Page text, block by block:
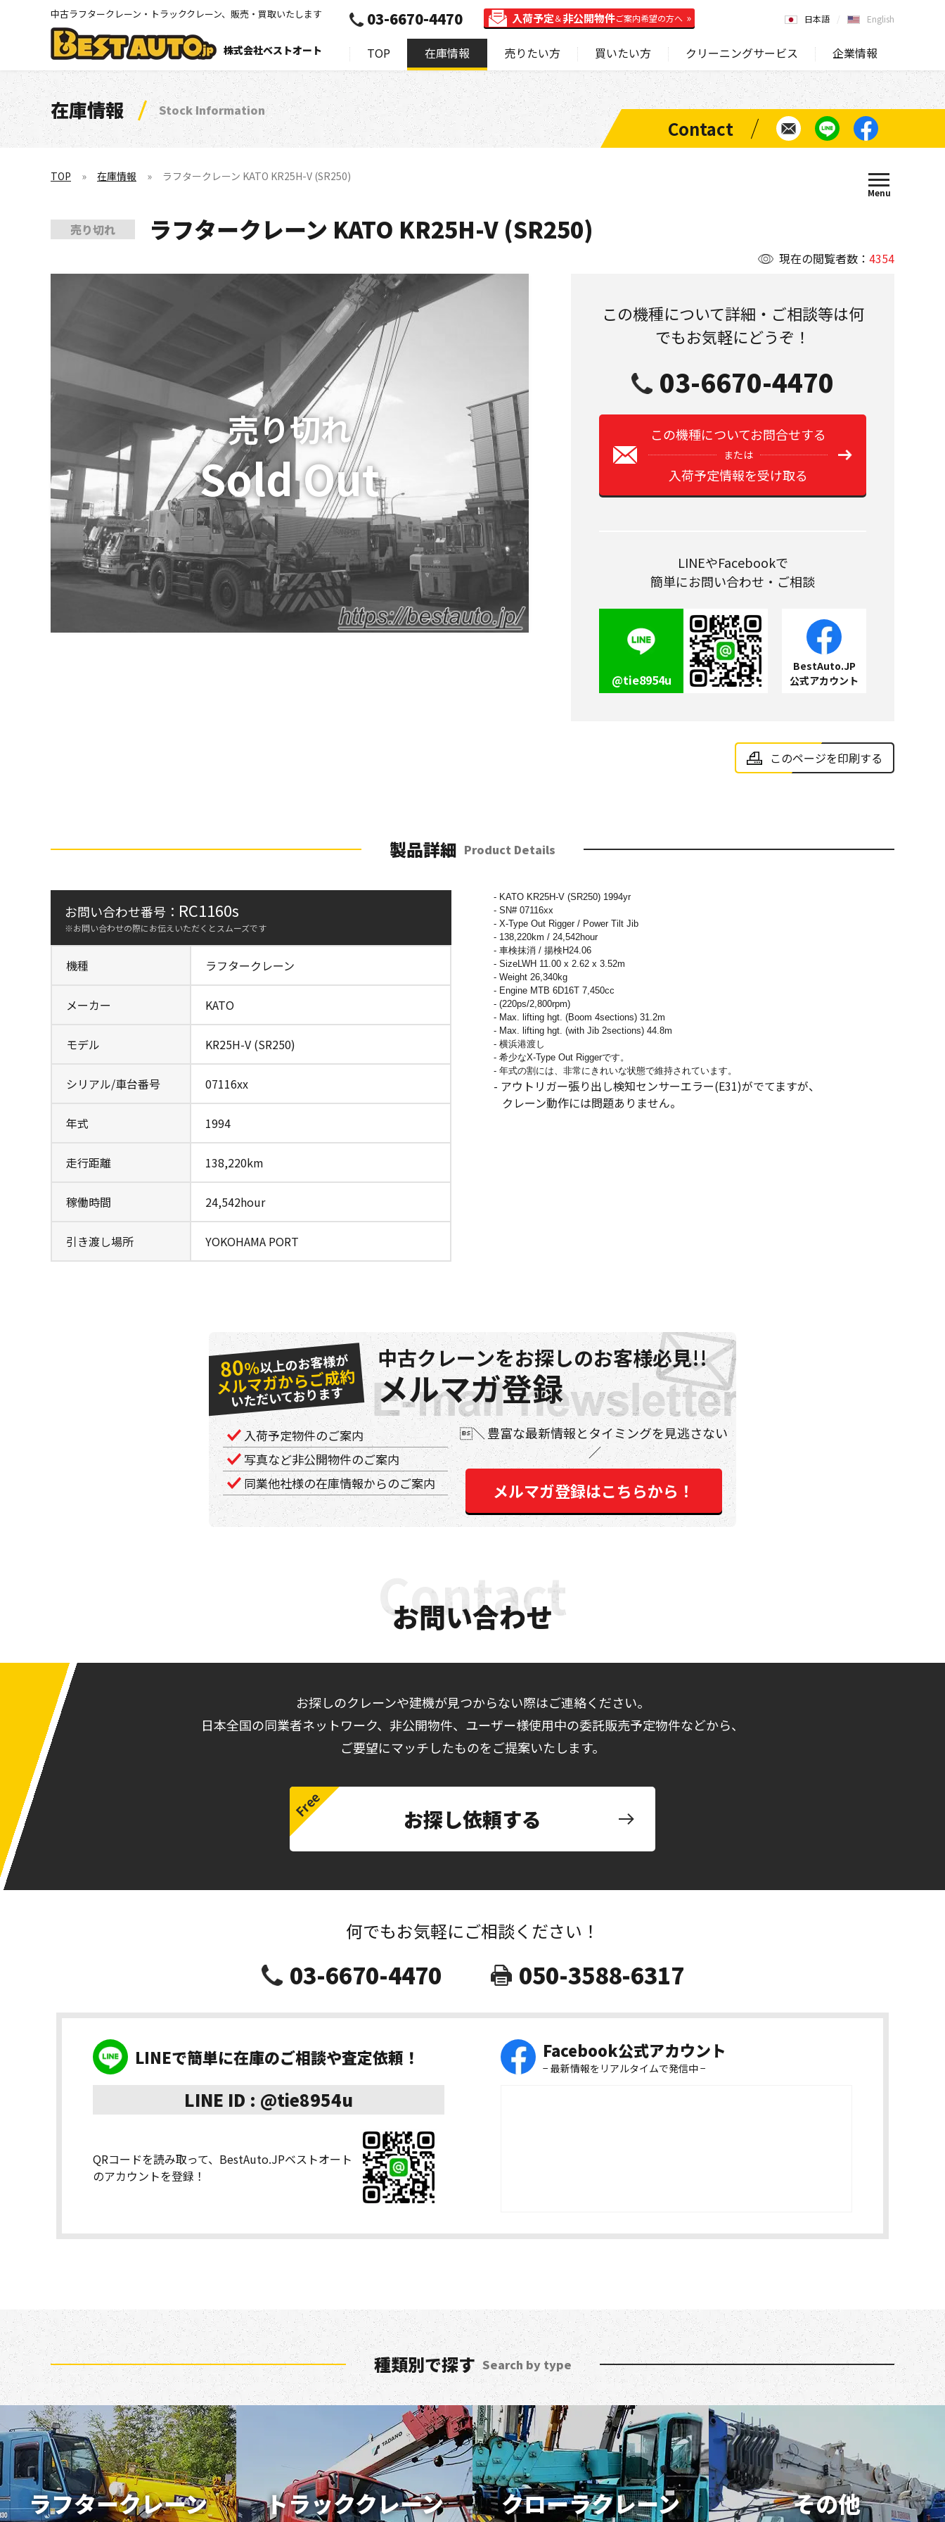
中古ラフタークレーン・トラッククレーン、販売・買取いたします
株式会社ベストオート TOP 在庫情報 売りたい方 買いたい方 クリーニングサービス 企業情報
03-6670-4470 入荷予定＆非公開物件ご案内希望の方へ 日本語 English
在庫情報 Stock Information
TOP 在庫情報 ラフタークレーン KATO KR25H-V (SR250)
現在の閲覧者数： 4354
売り切れ ラフタークレーン KATO KR25H-V (SR250)
この機種について詳細・ご相談等は何
でもお気軽にどうぞ！
03-6670-4470
この機種についてお問合せする
または
入荷予定情報を受け取る
LINEやFacebookで
簡単にお問い合わせ・ご相談
@tie8954u
BestAuto.JP
公式アカウント
このページを印刷する
製品詳細 Product Details
お問い合わせ番号： RC1160s
※お問い合わせの際にお伝えいただくとスムーズです
機種 ラフタークレーン
メーカー KATO
モデル KR25H-V (SR250)
シリアル/車台番号 07116xx
年式 1994
走行距離 138,220km
稼働時間 24,542hour
引き渡し場所 YOKOHAMA PORT
- KATO KR25H-V (SR250) 1994yr
- SN# 07116xx
- X-Type Out Rigger / Power Tilt Jib
- 138,220km / 24,542hour
- 車検抹消 / 揚検H24.06
- SizeLWH 11.00 x 2.62 x 3.52m
- Weight 26,340kg
- Engine MTB 6D16T 7,450cc
- (220ps/2,800rpm)
- Max. lifting hgt. (Boom 4sections) 31.2m
- Max. lifting hgt. (with Jib 2sections) 44.8m
- 横浜港渡し
- 希少なX-Type Out Riggerです。
- 年式の割には、非常にきれいな状態で維持されています。
- アウトリガー張り出し検知センサーエラー(E31)がでてますが、
クレーン動作には問題ありません。
80％以上のお客様が
メルマガからご成約
いただいております
中古クレーンをお探しのお客様必見!!
メルマガ登録
入荷予定物件のご案内
写真など非公開物件のご案内
同業他社様の在庫情報からのご案内
豊富な最新情報とタイミングを見逃さない
メルマガ登録はこちらから！
お問い合わせ
お探しのクレーンや建機が見つからない際はご連絡ください。
日本全国の同業者ネットワーク、非公開物件、ユーザー様使用中の委託販売予定物件などから、
ご要望にマッチしたものをご提案いたします。
お探し依頼する
何でもお気軽にご相談ください！
03-6670-4470 050-3588-6317
LINEで簡単に在庫のご相談や査定依頼！
LINE ID : @tie8954u
QRコードを読み取って、BestAuto.JPベストオート
のアカウントを登録！
Facebook公式アカウント
− 最新情報をリアルタイムで発信中 −
種類別で探す Search by type
ラフタークレーン トラッククレーン クローラクレーン その他